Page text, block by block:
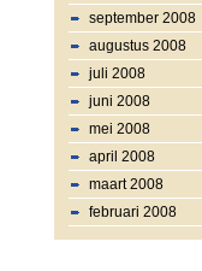
september 2008
augustus 2008
juli 2008
juni 2008
mei 2008
april 2008
maart 2008
februari 2008